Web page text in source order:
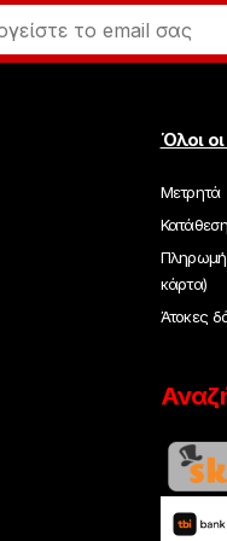
Όλοι
Μετρητά
Πληρωμή
κάρτα)
Άτοκες